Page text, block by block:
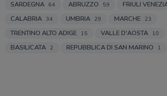
SARDEGNA 64 ABRUZZO 59 FRIULI
CALABRIA 34 UMBRIA 29 MARCHE 23
TRENTINO ALTO ADIGE 15 VALLE D'AOSTA 10
BASILICATA 2 REPUBBLICA DI SAN MARINO 1